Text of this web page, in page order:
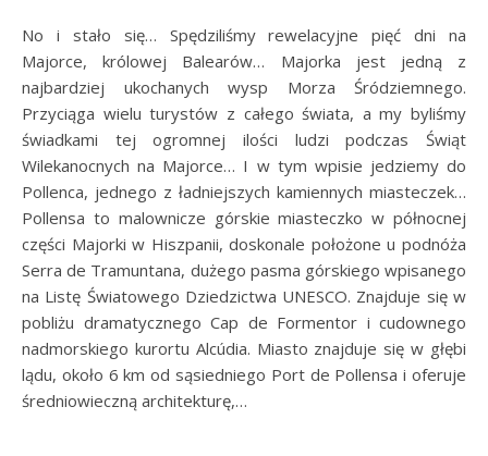
No i stało się… Spędziliśmy rewelacyjne pięć dni na
Majorce, królowej Balearów… Majorka jest jedną z
najbardziej ukochanych wysp Morza Śródziemnego.
Przyciąga wielu turystów z całego świata, a my byliśmy
świadkami tej ogromnej ilości ludzi podczas Świąt
Wilekanocnych na Majorce… I w tym wpisie jedziemy do
Pollenca, jednego z ładniejszych kamiennych miasteczek…
Pollensa to malownicze górskie miasteczko w północnej
części Majorki w Hiszpanii, doskonale położone u podnóża
Serra de Tramuntana, dużego pasma górskiego wpisanego
na Listę Światowego Dziedzictwa UNESCO. Znajduje się w
pobliżu dramatycznego Cap de Formentor i cudownego
nadmorskiego kurortu Alcúdia. Miasto znajduje się w głębi
lądu, około 6 km od sąsiedniego Port de Pollensa i oferuje
średniowieczną architekturę,…